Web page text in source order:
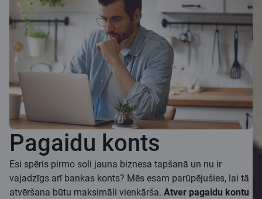
Pagaidu konts
Esi spēris pirmo soli jauna biznesa tapšanā un nu ir
vajadzīgs arī bankas konts? Mēs esam parūpējušies, lai tā
atvēršana būtu maksimāli vienkārša. Atver pagaidu kontu